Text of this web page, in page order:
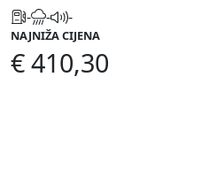
- - -
NAJNIŽA CIJENA
€ 410,30